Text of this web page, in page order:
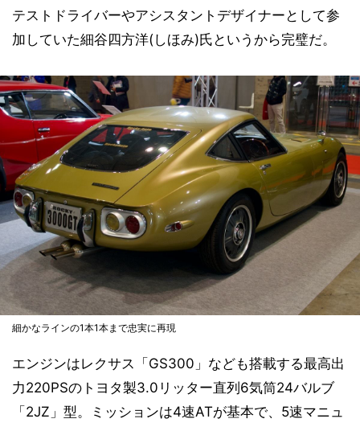
テストドライバーやアシスタントデザイナーとして参
加していた細谷四方洋(しほみ)氏というから完璧だ。
細かなラインの1本1本まで忠実に再現
エンジンはレクサス「GS300」なども搭載する最高出
力220PSのトヨタ製3.0リッター直列6気筒24バルブ
「2JZ」型。ミッションは4速ATが基本で、5速マニュ